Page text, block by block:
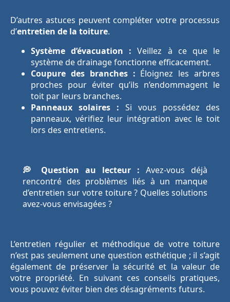
D’autres astuces peuvent compléter votre processus
d’entretien de la toiture.
Système d’évacuation : Veillez à ce que le
système de drainage fonctionne efficacement.
Coupure des branches : Éloignez les arbres
proches pour éviter qu’ils n’endommagent le
toit par leurs branches.
Panneaux solaires : Si vous possédez des
panneaux, vérifiez leur intégration avec le toit
lors des entretiens.
💭 Question au lecteur : Avez-vous déjà
rencontré des problèmes liés à un manque
d’entretien sur votre toiture ? Quelles solutions
avez-vous envisagées ?
L’entretien régulier et méthodique de votre toiture
n’est pas seulement une question esthétique ; il s’agit
également de préserver la sécurité et la valeur de
votre propriété. En suivant ces conseils pratiques,
vous pouvez éviter bien des désagréments futurs.